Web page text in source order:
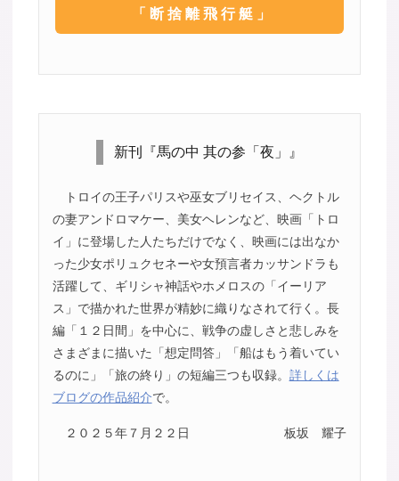
「断捨離飛行艇」
新刊『馬の中 其の参「夜」』
トロイの王子パリスや巫女ブリセイス、ヘクトル
の妻アンドロマケー、美女ヘレンなど、映画「トロ
イ」に登場した人たちだけでなく、映画には出なか
った少女ポリュクセネーや女預言者カッサンドラも
活躍して、ギリシャ神話やホメロスの「イーリア
ス」で描かれた世界が精妙に織りなされて行く。長
編「１２日間」を中心に、戦争の虚しさと悲しみを
さまざまに描いた「想定問答」「船はもう着いてい
るのに」「旅の終り」の短編三つも収録。 詳しくは
ブログの作品紹介で。
２０２５年７月２２日 板坂 耀子